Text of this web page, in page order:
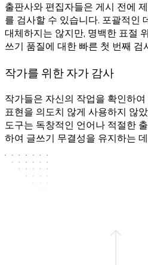
출판사와 편집자들은 게시 전에
를 검사할 수 있습니다. 포괄적인
대체하지는 않지만, 명백한 표절
쓰기 품질에 대한 빠른 첫 번째 검
작가를 위한 자가 감사
작가들은 자신의 작업을 확인하
표현을 의도치 않게 사용하지 않
도구는 독창적인 언어나 적절한
하여 글쓰기 무결성을 유지하는